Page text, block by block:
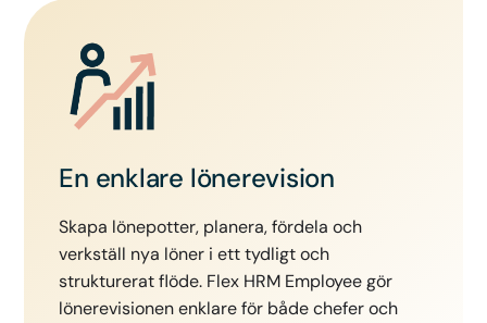
En enklare lönerevision
Skapa lönepotter, planera, fördela och
verkställ nya löner i ett tydligt och
strukturerat flöde. Flex HRM Employee gör
lönerevisionen enklare för både chefer och